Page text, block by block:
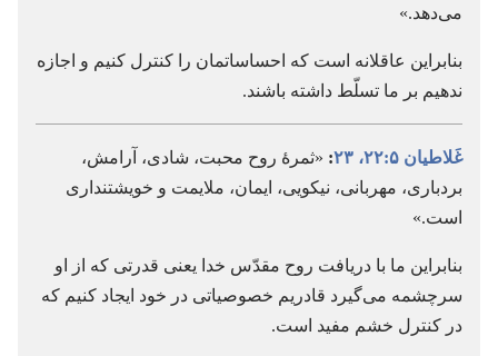
می‌دهد.‏»
بنابراین عاقلانه است که احساساتمان را کنترل کنیم و اجازه
ندهیم بر ما تسلّط داشته باشند.‏
غَلاطیان ۵:‏۲۲،‏ ۲۳ :‏ «ثمرهٔ روح محبت،‏ شادی،‏ آرامش،‏
بردباری،‏ مهربانی،‏ نیکویی،‏ ایمان،‏ ملایمت و خویشتنداری
است.‏»
بنابراین ما با دریافت روح مقدّس خدا یعنی قدرتی که از او
سرچشمه می‌گیرد قادریم خصوصیاتی در خود ایجاد کنیم که
در کنترل خشم مفید است.‏